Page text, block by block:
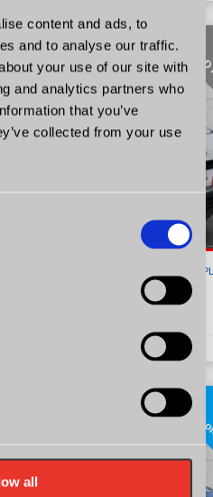
content and ads, to
and to analyse our traffic.
your use of our site with
and analytics partners who
that you’ve
collected from your use
all